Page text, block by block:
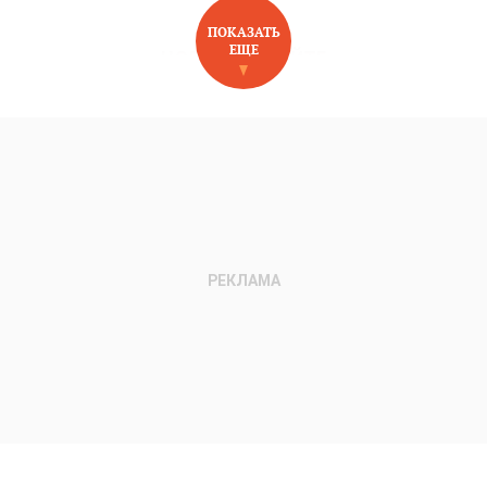
НОВОЕ НА САЙТЕ
ПОКАЗАТЬ
ЕЩЕ